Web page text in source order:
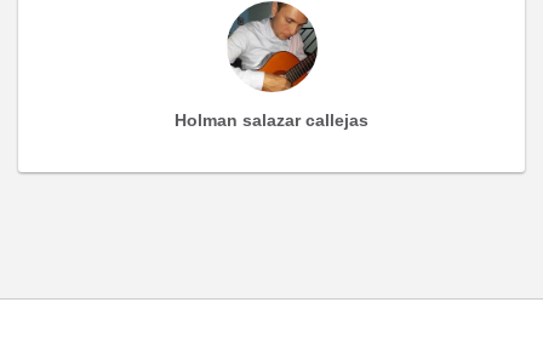
Holman salazar callejas